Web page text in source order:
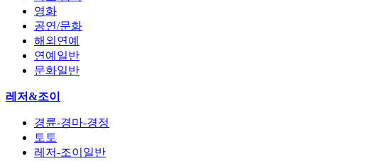
영화
공연/문화
해외연예
연예일반
문화일반
레저&조이
경륜-경마-경정
토토
레저-조이일반